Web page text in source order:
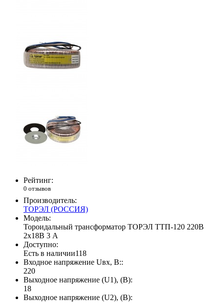
Рейтинг:
0 отзывов
Производитель:
ТОРЭЛ (РОССИЯ)
Модель:
Тороидальный трансформатор ТОРЭЛ ТТП-120 220В
2х18В 3 А
Доступно:
Есть в наличии118
Входное напряжение Uвх, В::
220
Выходное напряжение (U1), (В):
18
Выходное напряжение (U2), (В):